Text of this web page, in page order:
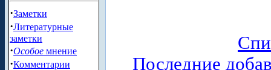
·Заметки
·Литературные
заметки
·Особое мнение
·Комментарии
Последние